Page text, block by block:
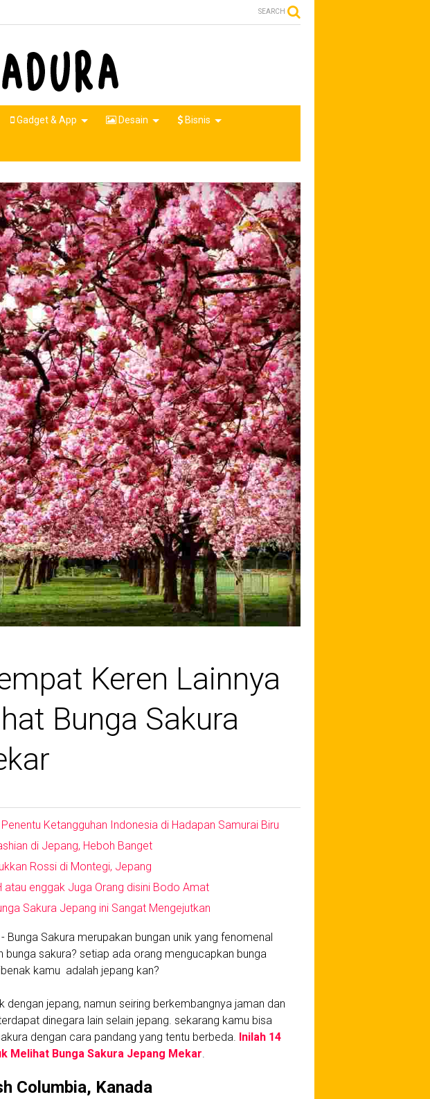
SEARCH
Gadget & App Desain Bisnis
Keren Lainnya
Bunga Sakura
Ketangguhan Indonesia di Hadapan Samurai Biru
di Jepang, Heboh Banget
Rossi di Montegi, Jepang
atau enggak Juga Orang disini Bodo Amat
Sakura Jepang ini Sangat Mengejutkan
- Bunga Sakura merupakan bungan unik yang fenomenal
bunga sakura? setiap ada orang mengucapkan bunga
kamu adalah jepang kan?
dengan jepang, namun seiring berkembangnya jaman dan
dinegara lain selain jepang. sekarang kamu bisa
dengan cara pandang yang tentu berbeda. Inilah 14
Melihat Bunga Sakura Jepang Mekar
Columbia, Kanada